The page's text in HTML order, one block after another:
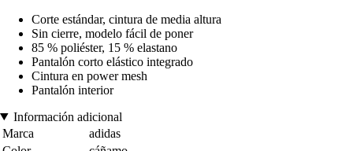
Corte estándar, cintura de media altura
Sin cierre, modelo fácil de poner
85 % poliéster, 15 % elastano
Pantalón corto elástico integrado
Cintura en power mesh
Pantalón interior
Información adicional
Marca
adidas